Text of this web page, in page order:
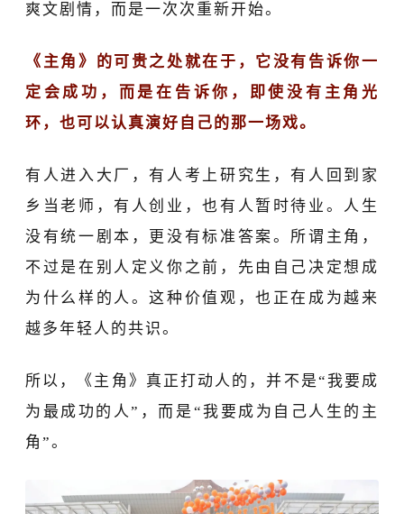
爽文剧情，而是一次次重新开始。
《主角》的可贵之处就在于，它没有告诉你一
定会成功，而是在告诉你，即使没有主角光
环，也可以认真演好自己的那一场戏。
有人进入大厂，有人考上研究生，有人回到家
乡当老师，有人创业，也有人暂时待业。人生
没有统一剧本，更没有标准答案。所谓主角，
不过是在别人定义你之前，先由自己决定想成
为什么样的人。这种价值观，也正在成为越来
越多年轻人的共识。
所以，《主角》真正打动人的，并不是“我要成
为最成功的人”，而是“我要成为自己人生的主
角”。